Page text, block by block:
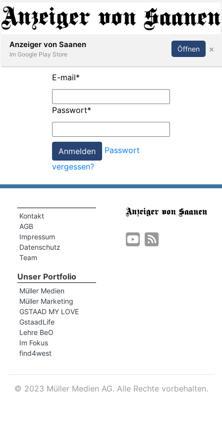
Abonnieren Anmelden
E-mail*
Passwort*
Passwort
vergessen?
Kontakt
AGB
Impressum
Datenschutz
Team
Unser Portfolio
Müller Medien
Müller Marketing
GSTAAD MY LOVE
GstaadLife
Lehre BeO
Im Fokus
find4west
© 2023 Müller Medien AG. Alle Rechte vorbehalten.
Anzeiger von Saanen
Im Google Play Store
Öffnen ×